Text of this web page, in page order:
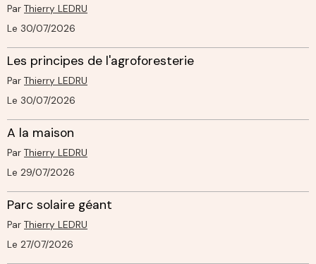
Par Thierry LEDRU
Le 30/07/2026
Les principes de l'agroforesterie
Par Thierry LEDRU
Le 30/07/2026
A la maison
Par Thierry LEDRU
Le 29/07/2026
Parc solaire géant
Par Thierry LEDRU
Le 27/07/2026